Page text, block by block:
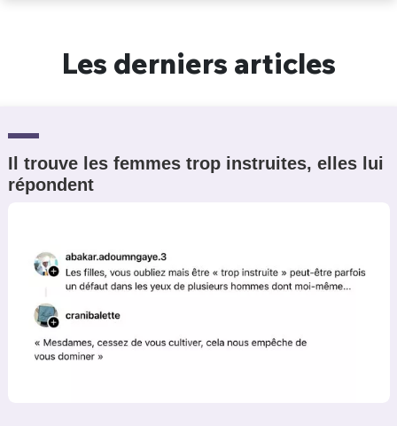
Les derniers articles
Il trouve les femmes trop instruites, elles lui
répondent